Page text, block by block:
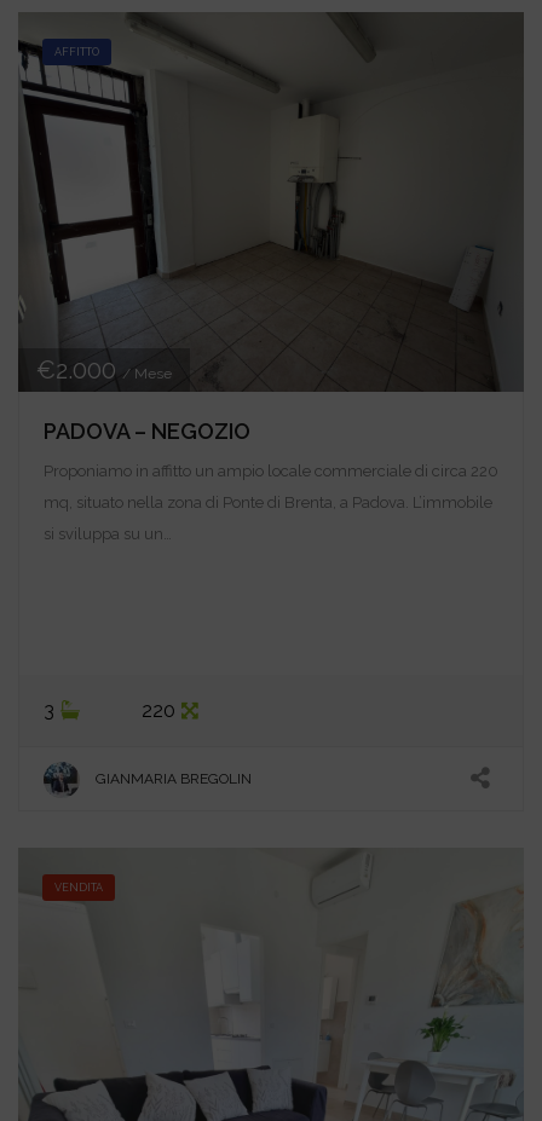
AFFITTO
€2.000 / Mese
PADOVA – NEGOZIO
Proponiamo in affitto un ampio locale commerciale di circa 220
mq, situato nella zona di Ponte di Brenta, a Padova. L’immobile
si sviluppa su un…
3 220
GIANMARIA BREGOLIN
VENDITA